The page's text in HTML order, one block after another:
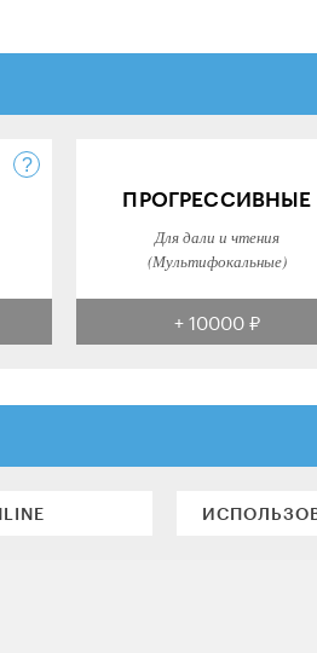
ПРОГРЕССИВНЫЕ
Для дали и чтения
(Мультифокальные)
+ 10000 ₽